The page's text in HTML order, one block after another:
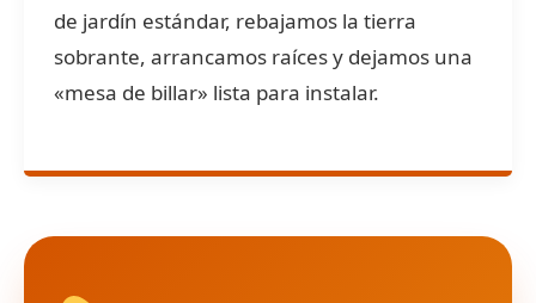
de jardín estándar, rebajamos la tierra
sobrante, arrancamos raíces y dejamos una
«mesa de billar» lista para instalar.